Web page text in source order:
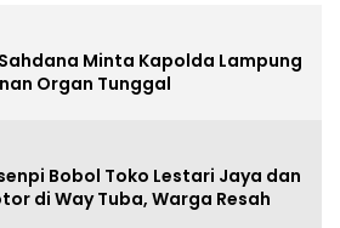
Minta Kapolda Lampung
Organ Tunggal
Bobol Toko Lestari Jaya dan
di Way Tuba, Warga Resah